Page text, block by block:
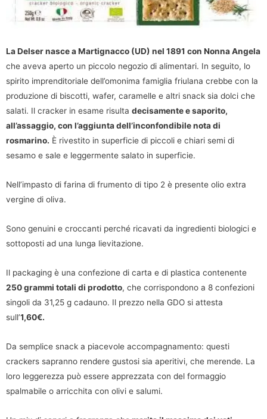
La Delser nasce a Martignacco (UD) nel 1891 con Nonna Angela
che aveva aperto un piccolo negozio di alimentari. In seguito, lo
spirito imprenditoriale dell’omonima famiglia friulana crebbe con la
produzione di biscotti, wafer, caramelle e altri snack sia dolci che
salati. Il cracker in esame risulta decisamente e saporito,
all’assaggio, con l’aggiunta dell’inconfondibile nota di
rosmarino. È rivestito in superficie di piccoli e chiari semi di
sesamo e sale e leggermente salato in superficie.
Nell’impasto di farina di frumento di tipo 2 è presente olio extra
vergine di oliva.
Sono genuini e croccanti perché ricavati da ingredienti biologici e
sottoposti ad una lunga lievitazione.
Il packaging è una confezione di carta e di plastica contenente
250 grammi totali di prodotto, che corrispondono a 8 confezioni
singoli da 31,25 g cadauno. Il prezzo nella GDO si attesta
sull’1,60€.
Da semplice snack a piacevole accompagnamento: questi
crackers sapranno rendere gustosi sia aperitivi, che merende. La
loro leggerezza può essere apprezzata con del formaggio
spalmabile o arricchita con olivi e salumi.